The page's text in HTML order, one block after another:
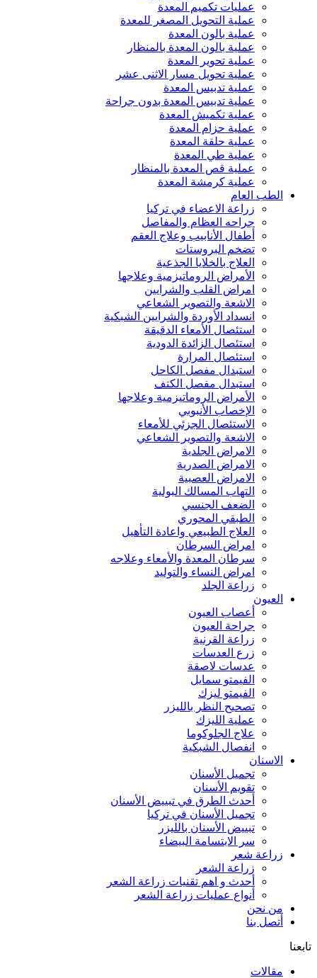
عمليات تكميم المعدة
عملية التحويل المصغر للمعدة
عملية بالون المعدة
عملية بالون المعدة بالمنظار
عملية تحوير المعدة
عملية تحويل مسار الاثنى عشر
عملية تدبيس المعدة
عملية تدبيس المعدة بدون جراحة
عملية تكميش المعدة
عملية حزام المعدة
عملية حلقة المعدة
عملية طي المعدة
عملية قص المعدة بالمنظار
عملية كرمشة المعدة
الطب العام
زراعة الاعضاء في تركيا
جراحه العظام والمفاصل
أطفال الأنابيب وعلاج العقم
تضخم البروستات
العلاج بالخلايا الجذعية
الأمراض الروماتيزمية وعلاجها
امراض القلب والشرايين
الاشعة والتصوير الشعاعي
انسداد الأوردة والشرايين الشبكية
استئصال الأمعاء الدقيقة
استئصال الزائدة الدودية
استئصال المرارة
استبدال مفصل الكاحل
استبدال مفصل الكتف
الأمراض الروماتيزمية وعلاجها
الإخصاب الأنبوبي
الاستئصال الجزئي للأمعاء
الاشعة والتصوير الشعاعي
الامراض الجلدية
الامراض الصدرية
الامراض العصبية
التهاب المسالك البولية
الضعف الجنسي
الطبقي المحوري
العلاج الطبيعي واعادة التأهيل
امراض السرطان
سرطان المعدة والأمعاء وعلاجه
امراض النساء والتوليد
زراعة الجلد
العيون
أعصاب العيون
جراحة العيون
زراعة القرنية
زرع العدسات
عدسات لاصقة
الفيمتو سمايل
الفيمتو ليزك
تصحيح النظر بالليزر
عملية الليزك
علاج الجلوكوما
انفصال الشبكية
الاسنان
تجميل الأسنان
تقويم الأسنان
أحدث الطرق في تبييض الأسنان
تجميل الأسنان في تركيا
تبييض الأسنان بالليزر
سر الابتسامة البيضاء
زراعة شعر
زراعة الشعر
أحدث و اهم تقنيات زراعة الشعر
أنواع عمليات زراعة الشعر
من نحن
أتصل بنا
تابعنا
مقالات